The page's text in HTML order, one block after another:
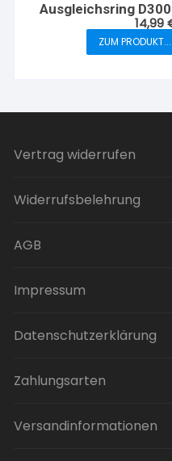
Ausgleichsring
14,99
ZUM PRODUKT...
Vertrag widerrufen
Widerrufsbelehrung
AGB
Impressum
Datenschutzerklärung
Zahlungsarten
Versandinformationen